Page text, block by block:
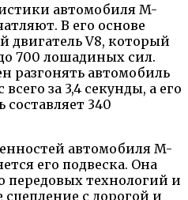
автомобиля M-
В его основе
двигатель V8, который
700 лошадиных сил.
разгонять автомобиль
за 3,4 секунды, а его
составляет 340
автомобиля M-
его подвеска. Она
передовых технологий и
сцепление с дорогой и